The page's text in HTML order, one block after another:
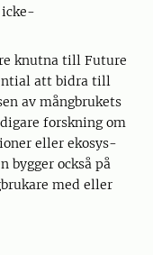
icke-
knutna till Futu­re
att bidra till
av mångbrukets
forskning om
eller ekosys­
bygger också på
med eller